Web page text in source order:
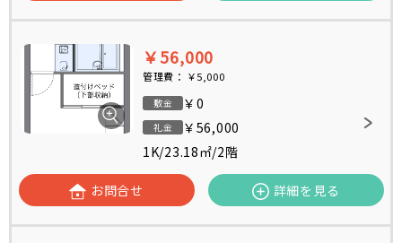
￥56,000
管理費： ￥5,000
敷金 ￥0
礼金
￥56,000
1K/23.18㎡/2階
お問合せ 詳細を見る